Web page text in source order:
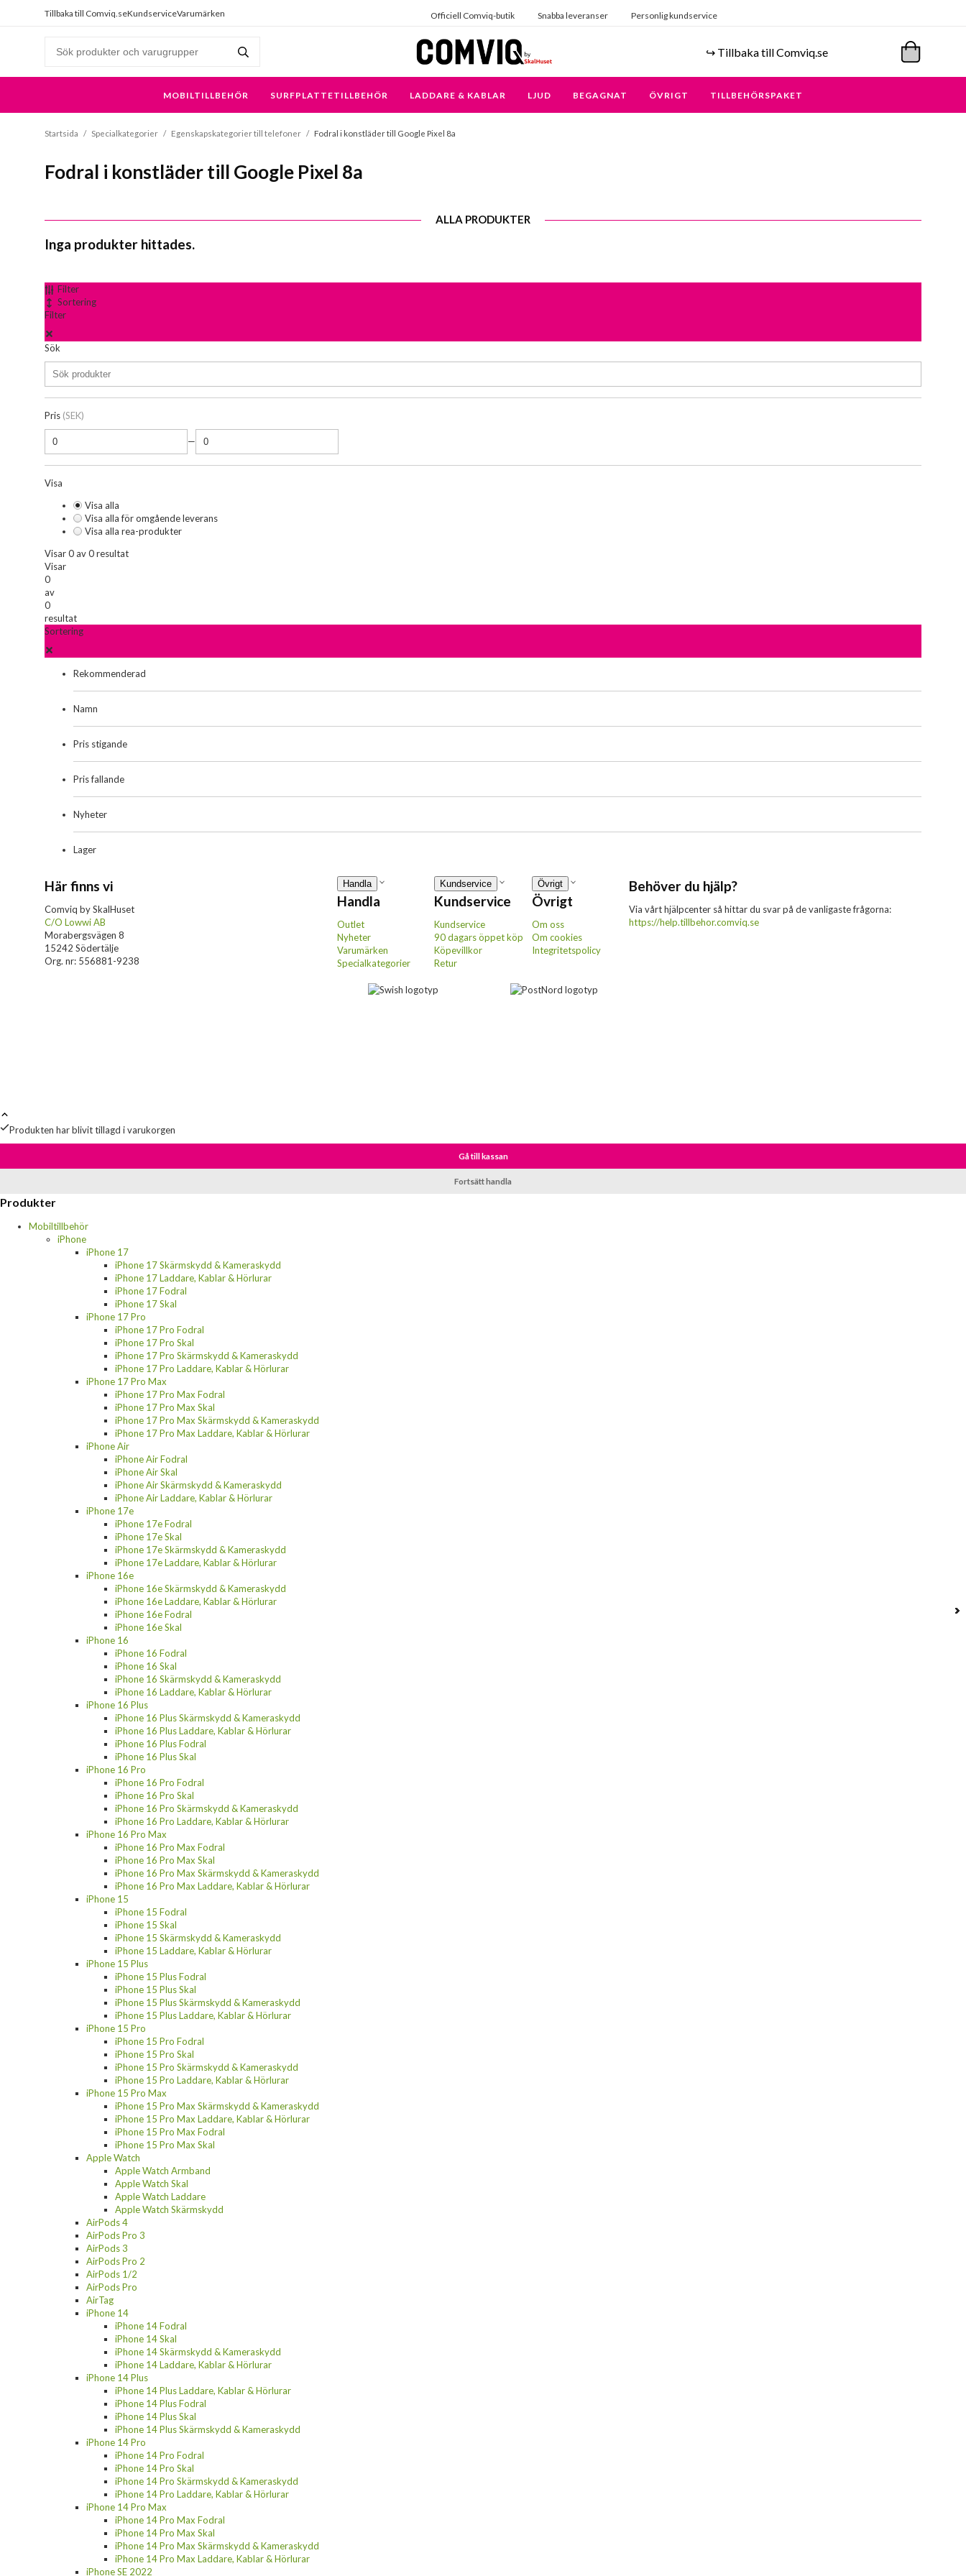
Tillbaka till Comviq.seKundserviceVarumärken Officiell Comviq-butik Snabba leveranser Personlig kundservice
↪️ Tillbaka till Comviq.se
MOBILTILLBEHÖR SURFPLATTETILLBEHÖR LADDARE & KABLAR LJUD BEGAGNAT ÖVRIGT TILLBEHÖRSPAKET
Startsida / Specialkategorier / Egenskapskategorier till telefoner / Fodral i konstläder till Google Pixel 8a
Fodral i konstläder till Google Pixel 8a
ALLA PRODUKTER
Inga produkter hittades.
Filter
Sortering
Filter
Sök
Pris (SEK)
—
Visa
Visa alla
Visa alla för omgående leverans
Visa alla rea-produkter
Visar 0 av 0 resultat
Visar
0
av
0
resultat
Sortering
Rekommenderad
Namn
Pris stigande
Pris fallande
Nyheter
Lager
Här finns vi
Comviq by SkalHuset
C/O Lowwi AB
Morabergsvägen 8
15242 Södertälje
Org. nr: 556881-9238
Handla
Handla
Outlet
Nyheter
Varumärken
Specialkategorier
Kundservice
Kundservice
Kundservice
90 dagars öppet köp
Köpevillkor
Retur
Övrigt
Övrigt
Om oss
Om cookies
Integritetspolicy
Behöver du hjälp?
Via vårt hjälpcenter så hittar du svar på de vanligaste frågorna:
https://help.tillbehor.comviq.se
Produkten har blivit tillagd i varukorgen
Gå till kassan
Fortsätt handla
Produkter
Mobiltillbehör
iPhone
iPhone 17
iPhone 17 Skärmskydd & Kameraskydd
iPhone 17 Laddare, Kablar & Hörlurar
iPhone 17 Fodral
iPhone 17 Skal
iPhone 17 Pro
iPhone 17 Pro Fodral
iPhone 17 Pro Skal
iPhone 17 Pro Skärmskydd & Kameraskydd
iPhone 17 Pro Laddare, Kablar & Hörlurar
iPhone 17 Pro Max
iPhone 17 Pro Max Fodral
iPhone 17 Pro Max Skal
iPhone 17 Pro Max Skärmskydd & Kameraskydd
iPhone 17 Pro Max Laddare, Kablar & Hörlurar
iPhone Air
iPhone Air Fodral
iPhone Air Skal
iPhone Air Skärmskydd & Kameraskydd
iPhone Air Laddare, Kablar & Hörlurar
iPhone 17e
iPhone 17e Fodral
iPhone 17e Skal
iPhone 17e Skärmskydd & Kameraskydd
iPhone 17e Laddare, Kablar & Hörlurar
iPhone 16e
iPhone 16e Skärmskydd & Kameraskydd
iPhone 16e Laddare, Kablar & Hörlurar
iPhone 16e Fodral
iPhone 16e Skal
iPhone 16
iPhone 16 Fodral
iPhone 16 Skal
iPhone 16 Skärmskydd & Kameraskydd
iPhone 16 Laddare, Kablar & Hörlurar
iPhone 16 Plus
iPhone 16 Plus Skärmskydd & Kameraskydd
iPhone 16 Plus Laddare, Kablar & Hörlurar
iPhone 16 Plus Fodral
iPhone 16 Plus Skal
iPhone 16 Pro
iPhone 16 Pro Fodral
iPhone 16 Pro Skal
iPhone 16 Pro Skärmskydd & Kameraskydd
iPhone 16 Pro Laddare, Kablar & Hörlurar
iPhone 16 Pro Max
iPhone 16 Pro Max Fodral
iPhone 16 Pro Max Skal
iPhone 16 Pro Max Skärmskydd & Kameraskydd
iPhone 16 Pro Max Laddare, Kablar & Hörlurar
iPhone 15
iPhone 15 Fodral
iPhone 15 Skal
iPhone 15 Skärmskydd & Kameraskydd
iPhone 15 Laddare, Kablar & Hörlurar
iPhone 15 Plus
iPhone 15 Plus Fodral
iPhone 15 Plus Skal
iPhone 15 Plus Skärmskydd & Kameraskydd
iPhone 15 Plus Laddare, Kablar & Hörlurar
iPhone 15 Pro
iPhone 15 Pro Fodral
iPhone 15 Pro Skal
iPhone 15 Pro Skärmskydd & Kameraskydd
iPhone 15 Pro Laddare, Kablar & Hörlurar
iPhone 15 Pro Max
iPhone 15 Pro Max Skärmskydd & Kameraskydd
iPhone 15 Pro Max Laddare, Kablar & Hörlurar
iPhone 15 Pro Max Fodral
iPhone 15 Pro Max Skal
Apple Watch
Apple Watch Armband
Apple Watch Skal
Apple Watch Laddare
Apple Watch Skärmskydd
AirPods 4
AirPods Pro 3
AirPods 3
AirPods Pro 2
AirPods 1/2
AirPods Pro
AirTag
iPhone 14
iPhone 14 Fodral
iPhone 14 Skal
iPhone 14 Skärmskydd & Kameraskydd
iPhone 14 Laddare, Kablar & Hörlurar
iPhone 14 Plus
iPhone 14 Plus Laddare, Kablar & Hörlurar
iPhone 14 Plus Fodral
iPhone 14 Plus Skal
iPhone 14 Plus Skärmskydd & Kameraskydd
iPhone 14 Pro
iPhone 14 Pro Fodral
iPhone 14 Pro Skal
iPhone 14 Pro Skärmskydd & Kameraskydd
iPhone 14 Pro Laddare, Kablar & Hörlurar
iPhone 14 Pro Max
iPhone 14 Pro Max Fodral
iPhone 14 Pro Max Skal
iPhone 14 Pro Max Skärmskydd & Kameraskydd
iPhone 14 Pro Max Laddare, Kablar & Hörlurar
iPhone SE 2022